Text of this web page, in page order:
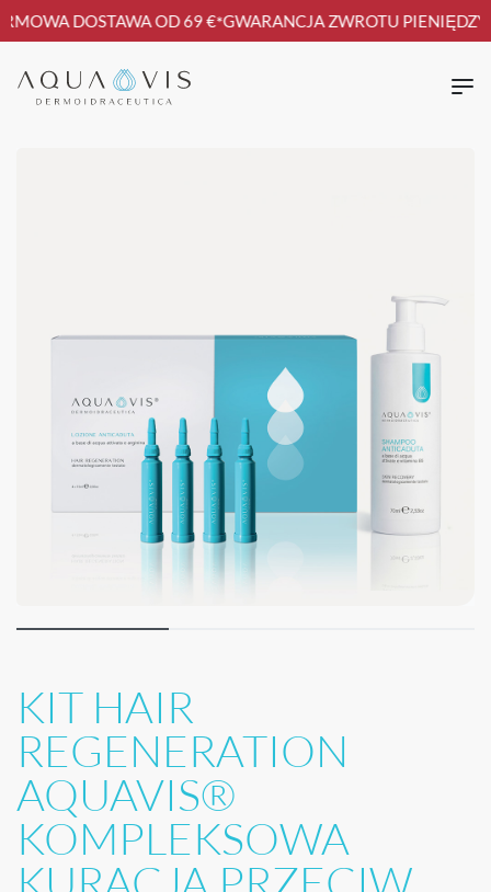
DOSTAWA OD 69 €*GWARANCJA ZWROTU PIENIĘDZY
KIT HAIR
REGENERATION
AQUAVIS®
KOMPLEKSOWA